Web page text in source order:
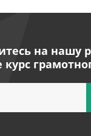
на нашу